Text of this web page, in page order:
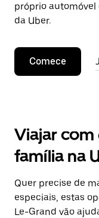
próprio
da Uber.
Comece
Viajar
família na
Quer precise de
especiais, estas
Le-Grand vão